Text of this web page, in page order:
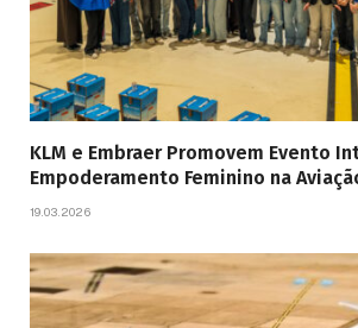
KLM e Embraer Promovem Evento
Empoderamento Feminino na
19.03.2026